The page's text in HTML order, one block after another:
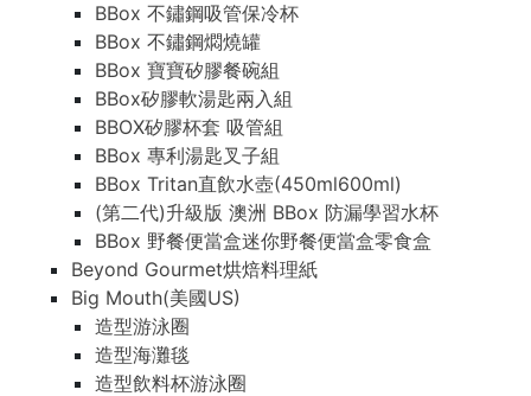
BBox 不鏽鋼吸管保冷杯
BBox 不鏽鋼燜燒罐
BBox 寶寶矽膠餐碗組
BBox矽膠軟湯匙兩入組
BBOX矽膠杯套 吸管組
BBox 專利湯匙叉子組
BBox Tritan直飲水壺(450ml600ml)
(第二代)升級版 澳洲 BBox 防漏學習水杯
BBox 野餐便當盒迷你野餐便當盒零食盒
Beyond Gourmet烘焙料理紙
Big Mouth(美國US)
造型游泳圈
造型海灘毯
造型飲料杯游泳圈